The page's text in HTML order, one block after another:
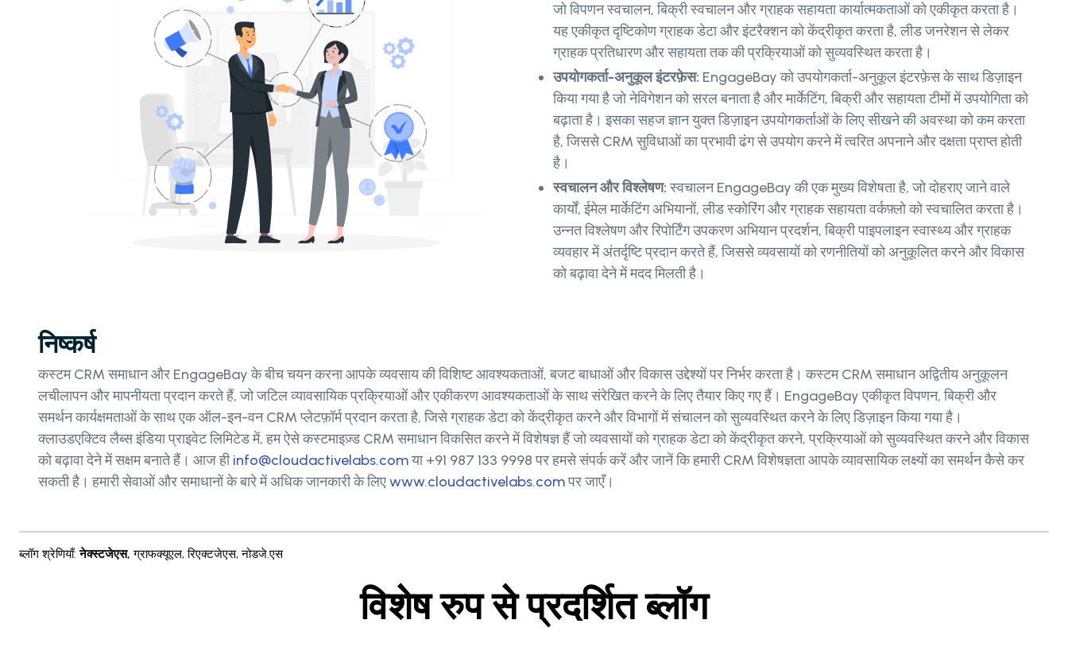
जो विपणन स्वचालन, बिक्री स्वचालन और ग्राहक सहायता कार्यात्मकताओं को एकीकृत करता है।
यह एकीकृत दृष्टिकोण ग्राहक डेटा और इंटरैक्शन को केंद्रीकृत करता है, लीड जनरेशन से लेकर
ग्राहक प्रतिधारण और सहायता तक की प्रक्रियाओं को सुव्यवस्थित करता है।
उपयोगकर्ता-अनुकूल इंटरफ़ेस: EngageBay को उपयोगकर्ता-अनुकूल इंटरफ़ेस के साथ डिज़ाइन
किया गया है जो नेविगेशन को सरल बनाता है और मार्केटिंग, बिक्री और सहायता टीमों में उपयोगिता को
बढ़ाता है। इसका सहज ज्ञान युक्त डिज़ाइन उपयोगकर्ताओं के लिए सीखने की अवस्था को कम करता
है, जिससे CRM सुविधाओं का प्रभावी ढंग से उपयोग करने में त्वरित अपनाने और दक्षता प्राप्त होती
है।
स्वचालन और विश्लेषण:स्वचालन EngageBay की एक मुख्य विशेषता है, जो दोहराए जाने वाले
कार्यों, ईमेल मार्केटिंग अभियानों, लीड स्कोरिंग और ग्राहक सहायता वर्कफ़्लो को स्वचालित करता है।
उन्नत विश्लेषण और रिपोर्टिंग उपकरण अभियान प्रदर्शन, बिक्री पाइपलाइन स्वास्थ्य और ग्राहक
व्यवहार में अंतर्दृष्टि प्रदान करते हैं, जिससे व्यवसायों को रणनीतियों को अनुकूलित करने और विकास
को बढ़ावा देने में मदद मिलती है।
निष्कर्ष
कस्टम CRM समाधान और EngageBay के बीच चयन करना आपके व्यवसाय की विशिष्ट आवश्यकताओं, बजट बाधाओं और विकास उद्देश्यों पर निर्भर करता है। कस्टम CRM समाधान अद्वितीय अनुकूलन
लचीलापन और मापनीयता प्रदान करते हैं, जो जटिल व्यावसायिक प्रक्रियाओं और एकीकरण आवश्यकताओं के साथ संरेखित करने के लिए तैयार किए गए हैं। EngageBay एकीकृत विपणन, बिक्री और
समर्थन कार्यक्षमताओं के साथ एक ऑल-इन-वन CRM प्लेटफ़ॉर्म प्रदान करता है, जिसे ग्राहक डेटा को केंद्रीकृत करने और विभागों में संचालन को सुव्यवस्थित करने के लिए डिज़ाइन किया गया है।
क्लाउडएक्टिव लैब्स इंडिया प्राइवेट लिमिटेड में, हम ऐसे कस्टमाइज़्ड CRM समाधान विकसित करने में विशेषज्ञ हैं जो व्यवसायों को ग्राहक डेटा को केंद्रीकृत करने, प्रक्रियाओं को सुव्यवस्थित करने और विकास
को बढ़ावा देने में सक्षम बनाते हैं। आज हीinfo@cloudactivelabs.comया +91 987 133 9998 पर हमसे संपर्क करें और जानें कि हमारी CRM विशेषज्ञता आपके व्यावसायिक लक्ष्यों का समर्थन कैसे कर
सकती है। हमारी सेवाओं और समाधानों के बारे में अधिक जानकारी के लिएwww.cloudactivelabs.comपर जाएँ।
ब्लॉग श्रेणियाँ: नेक्स्टजेएस, ग्राफक्यूएल,रिएक्टजेएस,नोडजे.एस
विशेष रुप से प्रदर्शित ब्लॉग